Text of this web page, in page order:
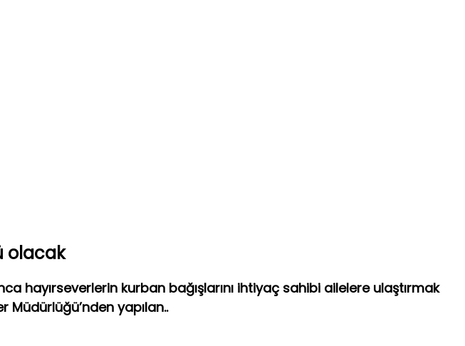
olacak
hayırseverlerin kurban bağışlarını ihtiyaç sahibi ailelere ulaştırmak
yapılan..